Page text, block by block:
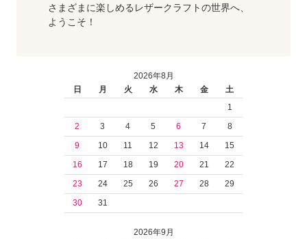
さまざまに楽しめるレザークラフトの世界へ、
ようこそ！
2026年8月
日
月 火 水 木 金
土
1
2
3 4 5 6 7
8
9
10 11 12 13 14
15
16
17 18 19 20 21
22
23
24 25 26 27 28
29
30
31
2026年9月